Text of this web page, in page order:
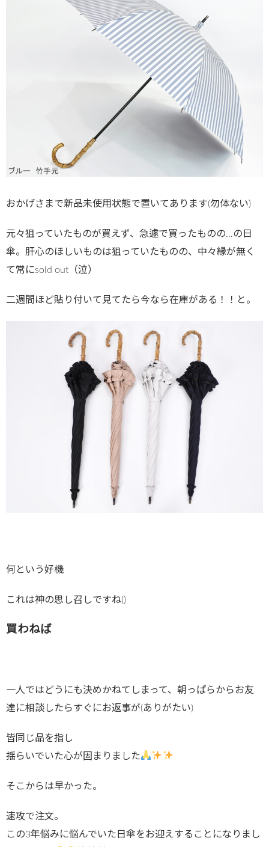
おかげさまで新品未使用状態で置いてあります(勿体ない)
元々狙っていたものが買えず、急遽で買ったものの…の日
傘。肝心のほしいものは狙っていたものの、中々縁が無く
て常にsold out（泣）
二週間ほど貼り付いて見てたら今なら在庫がある！！と。
何という好機
これは神の思し召しですね()
買わねば
一人ではどうにも決めかねてしまって、朝っぱらからお友
達に相談したらすぐにお返事が(ありがたい)
皆同じ品を指し
揺らいでいた心が固まりました
そこからは早かった。
速攻で注文。
この3年悩みに悩んでいた日傘をお迎えすることになりまし